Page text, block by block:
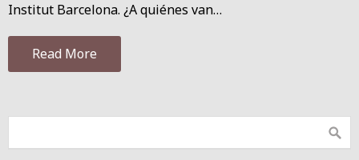
Institut Barcelona. ¿A quiénes van…
Read More